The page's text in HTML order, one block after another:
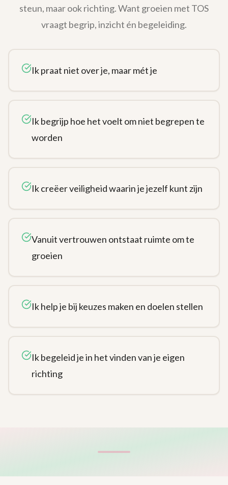
steun, maar ook richting. Want groeien met TOS
vraagt begrip, inzicht én begeleiding.
Ik praat niet over je, maar mét je
Ik begrijp hoe het voelt om niet begrepen te
worden
Ik creëer veiligheid waarin je jezelf kunt zijn
Vanuit vertrouwen ontstaat ruimte om te
groeien
Ik help je bij keuzes maken en doelen stellen
Ik begeleid je in het vinden van je eigen
richting